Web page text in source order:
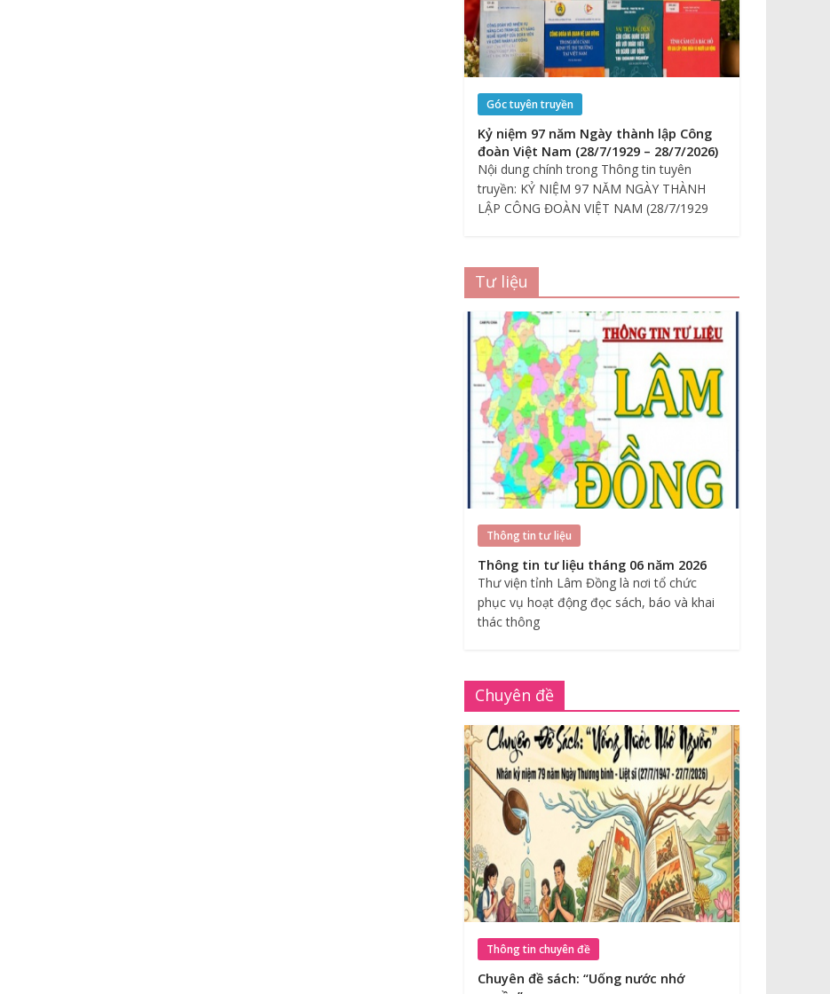
Góc tuyên truyền
Kỷ niệm 97 năm Ngày thành lập Công
đoàn Việt Nam (28/7/1929 – 28/7/2026)
Nội dung chính trong Thông tin tuyên
truyền: KỶ NIỆM 97 NĂM NGÀY THÀNH
LẬP CÔNG ĐOÀN VIỆT NAM (28/7/1929
Tư liệu
Thông tin tư liệu
Thông tin tư liệu tháng 06 năm 2026
Thư viện tỉnh Lâm Đồng là nơi tổ chức
phục vụ hoạt động đọc sách, báo và khai
thác thông
Chuyên đề
Thông tin chuyên đề
Chuyên đề sách: “Uống nước nhớ